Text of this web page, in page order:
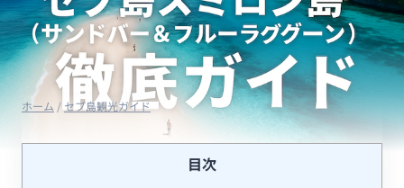
ホーム / セブ島観光ガイド
目次